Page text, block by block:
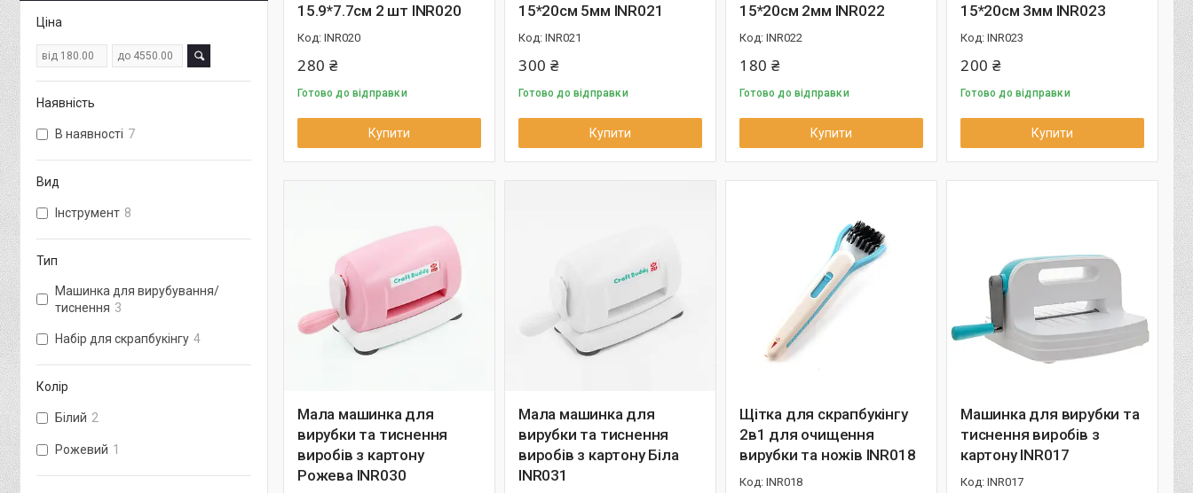
15.9*7.7см 2 шт INR020
INR020
280 ₴
Готово до відправки
Купити
15*20см 5мм INR021
INR021
300 ₴
Готово до відправки
Купити
15*20см 2мм INR022
INR022
180 ₴
Готово до відправки
Купити
15*20см 3мм INR023
INR023
200 ₴
Готово до відправки
Купити
Мала машинка для
вирубки та тиснення
виробів з картону
Рожева INR030
Мала машинка для
вирубки та тиснення
виробів з картону Біла
INR031
Щітка для скрапбукінгу
2в1 для очищення
вирубки та ножів INR018
INR018
Машинка для вирубки та
тиснення виробів з
картону INR017
INR017
Ціна
Наявність
В наявності 7
Вид
Інструмент 8
Тип
Машинка для вирубування/
тиснення 3
Набір для скрапбукінгу 4
Колір
Білий 2
Рожевий 1